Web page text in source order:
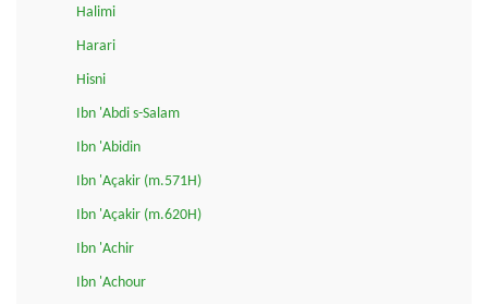
Halimi
Harari
Hisni
Ibn 'Abdi s-Salam
Ibn 'Abidin
Ibn 'Açakir (m.571H)
Ibn 'Açakir (m.620H)
Ibn 'Achir
Ibn 'Achour